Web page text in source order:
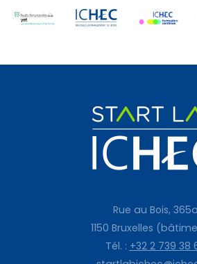
Rue au Bois, 365a
1150 Bruxelles
Tél. : +32 2 739 38